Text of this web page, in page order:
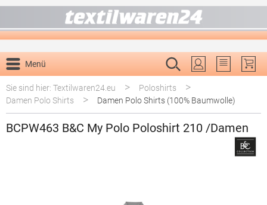
Menü
Du hast 0
Sie sind hier: Textilwaren24.eu
> Poloshirts >
Damen Polo Shirts > Damen Polo Shirts (100% Baumwolle)
BCPW463 B&C My Polo Poloshirt 210 /Damen